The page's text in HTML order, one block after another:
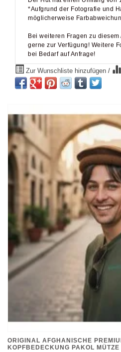
*Aufgrund der Fotografie und
möglicherweise
Bei weiteren Fragen zu
gerne zur Verfügung! Weitere
bei Bedarf auf Anfrage!
Zur Wunschliste hinzufügen /
ORIGINAL AFGHANISCHE
KOPFBEDECKUNG PAKOL